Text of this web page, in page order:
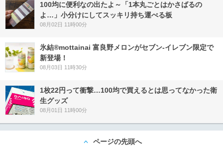
100均に便利なの出たよ～「1本丸ごとはかさばるの
よ…」小分けにしてスッキリ持ち運べる板
08月02日 11時00分
氷結®mottainai 富良野メロンがセブン‐イレブン限定で
新登場！
08月03日 11時30分
1枚22円って衝撃…100均で買えるとは思ってなかった衛
生グッズ
08月01日 11時00分
ページの先頭へ